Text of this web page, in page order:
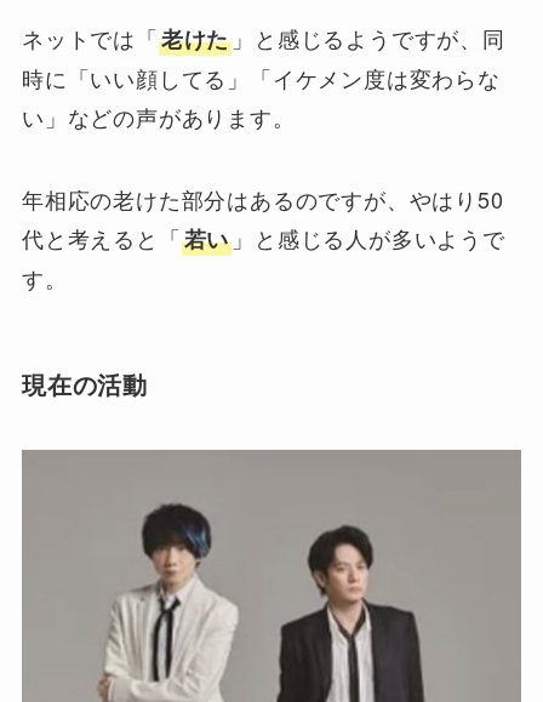
ネットでは「老けた 」と感じるようですが、同
時に「いい顔してる」「イケメン度は変わらな
い」などの声があります。
年相応の老けた部分はあるのですが、やはり50
代と考えると「若い 」と感じる人が多いようで
す。
現在の活動